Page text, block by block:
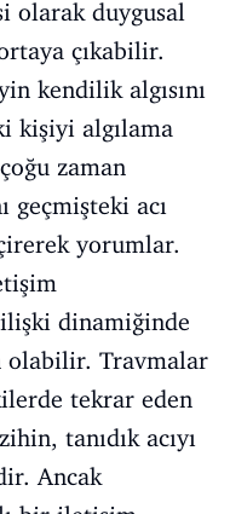
olarak duygusal
çıkabilir.
kendilik algısını
kişiyi algılama
zaman
geçmişteki acı
yorumlar.
dinamiğinde
olabilir. Travmalar
tekrar eden
tanıdık acıyı
Ancak